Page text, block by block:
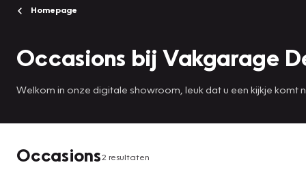
Homepage
Occasions bij Vakgarage
Welkom in onze digitale showroom, leuk dat u een kijkje komt
Occasions2 resultaten